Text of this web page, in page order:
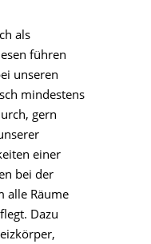
als
führen
unseren
mindestens
gern
einer
bei der
alle Räume
Dazu